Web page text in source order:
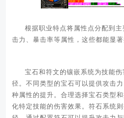
根据职业特点将属性点分配到
击力、暴击率等属性，这些都能显
宝石和符文的镶嵌系统为技能
径。不同类型的宝石可以提供攻击
种属性的提升。合理选择宝石类型
化特定技能的伤害效果。符石系统